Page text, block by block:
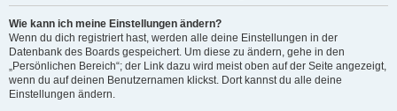
Wie kann ich meine Einstellungen ändern?
Wenn du dich registriert hast, werden alle deine Einstellungen in der
Datenbank des Boards gespeichert. Um diese zu ändern, gehe in den
„Persönlichen Bereich“; der Link dazu wird meist oben auf der Seite angezeigt,
wenn du auf deinen Benutzernamen klickst. Dort kannst du alle deine
Einstellungen ändern.